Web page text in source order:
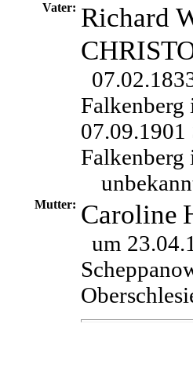
Vater: Richard
Falkenberg
Falkenberg
Mutter: Caroline
um